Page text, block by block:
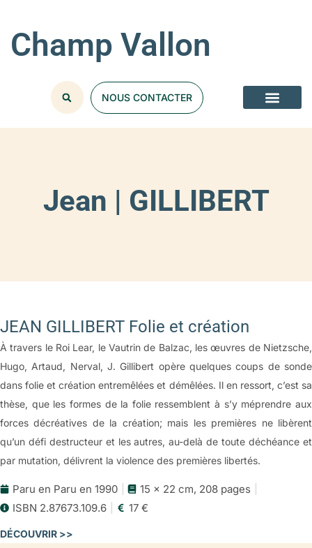
Champ Vallon
NOUS CONTACTER
Jean | GILLIBERT
JEAN GILLIBERT Folie et création
À travers le Roi Lear, le Vautrin de Balzac, les œuvres de Nietzsche,
Hugo, Artaud, Nerval, J. Gillibert opère quelques coups de sonde
dans folie et création entremêlées et démêlées. Il en ressort, c’est sa
thèse, que les formes de la folie ressemblent à s’y méprendre aux
forces décréatives de la création; mais les premières ne libèrent
qu’un défi destructeur et les autres, au-delà de toute déchéance et
par mutation, délivrent la violence des premières libertés.
Paru en Paru en 1990
15 x 22 cm, 208 pages
ISBN 2.87673.109.6
17 €
DÉCOUVRIR >>